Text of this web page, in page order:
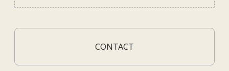
CONTACT